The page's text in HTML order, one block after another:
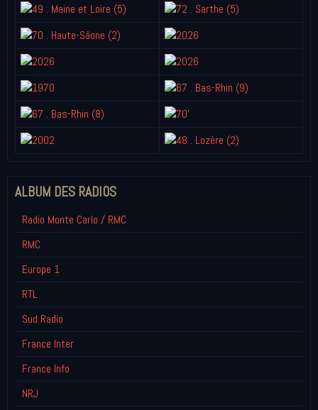
ALBUM DES RADIOS
Radio Monte Carlo / RMC
RMC
Europe 1
RTL
Sud Radio
France Inter
France Info
NRJ